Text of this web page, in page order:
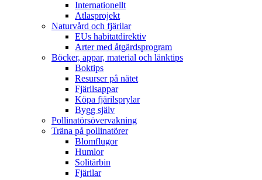
Internationellt
Atlasprojekt
Naturvård och fjärilar
EUs habitatdirektiv
Arter med åtgärdsprogram
Böcker, appar, material och länktips
Boktips
Resurser på nätet
Fjärilsappar
Köpa fjärilsprylar
Bygg själv
Pollinatörsövervakning
Träna på pollinatörer
Blomflugor
Humlor
Solitärbin
Fjärilar